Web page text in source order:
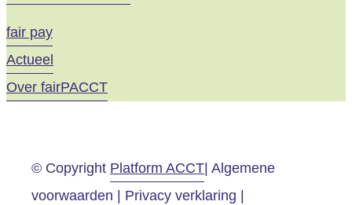
fair pay
Actueel
Over fairPACCT
© Copyright Platform ACCT | Algemene
voorwaarden | Privacy verklaring |